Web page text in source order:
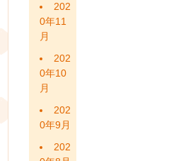
202
0年11
月
202
0年10
月
202
0年9月
202